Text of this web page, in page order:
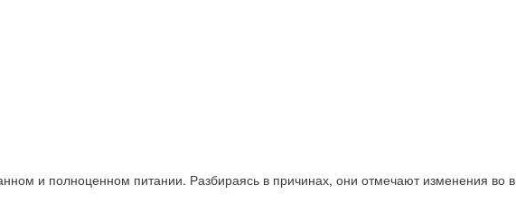
и полноценном питании. Разбираясь в причинах, они отмечают